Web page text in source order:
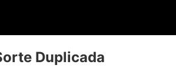
Duplicada